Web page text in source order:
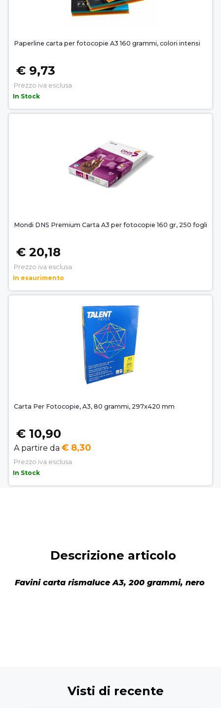
Paperline carta per fotocopie A3 160 grammi, colori intensi
€ 9,73
Prezzo iva esclusa
In Stock
Mondi DNS Premium Carta A3 per fotocopie 160 gr, 250 fogli
€ 20,18
Prezzo iva esclusa
In esaurimento
Carta Per Fotocopie, A3, 80 grammi, 297x420 mm
€ 10,90
A partire da € 8,30
Prezzo iva esclusa
In Stock
Descrizione articolo
Favini carta rismaluce A3, 200 grammi, nero
Visti di recente